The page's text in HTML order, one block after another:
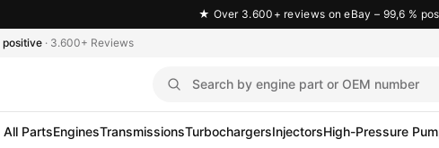
★ Over 3.600+ reviews on eBay – 99,6 %
positive · 3.600+ Reviews
All PartsEnginesTransmissionsTurbochargersInjectorsHigh-Pressure